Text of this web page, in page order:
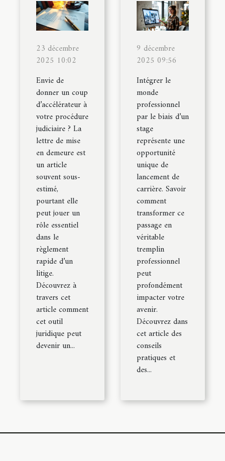
23 décembre
2025 10:02
Envie de
donner un coup
d’accélérateur à
votre procédure
judiciaire ? La
lettre de mise
en demeure est
un article
souvent sous-
estimé,
pourtant elle
peut jouer un
rôle essentiel
dans le
règlement
rapide d’un
litige.
Découvrez à
travers cet
article comment
cet outil
juridique peut
devenir un...
9 décembre
2025 09:56
Intégrer le
monde
professionnel
par le biais d’un
stage
représente une
opportunité
unique de
lancement de
carrière. Savoir
comment
transformer ce
passage en
véritable
tremplin
professionnel
peut
profondément
impacter votre
avenir.
Découvrez dans
cet article des
conseils
pratiques et
des...